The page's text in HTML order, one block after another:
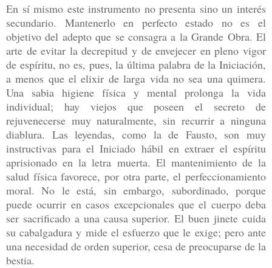
En sí mismo este instrumento no presenta sino un interés
secundario. Mantenerlo en perfecto estado no es el
objetivo del adepto que se consagra a la Grande Obra. El
arte de evitar la decrepitud y de envejecer en pleno vigor
de espíritu, no es, pues, la última palabra de la Iniciación,
a menos que el elixir de larga vida no sea una quimera.
Una sabia higiene física y mental prolonga la vida
individual; hay viejos que poseen el secreto de
rejuvenecerse muy naturalmente, sin recurrir a ninguna
diablura. Las leyendas, como la de Fausto, son muy
instructivas para el Iniciado hábil en extraer el espíritu
aprisionado en la letra muerta. El mantenimiento de la
salud física favorece, por otra parte, el perfeccionamiento
moral. No le está, sin embargo, subordinado, porque
puede ocurrir en casos excepcionales que el cuerpo deba
ser sacrificado a una causa superior. El buen jinete cuida
su cabalgadura y mide el esfuerzo que le exige; pero ante
una necesidad de orden superior, cesa de preocuparse de la
bestia.